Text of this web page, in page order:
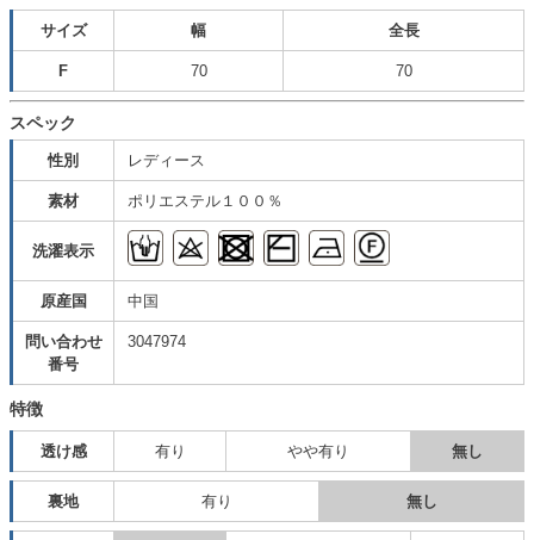
サイズ 幅 全長
F 70 70
スペック
性別 レディース
素材 ポリエステル１００％
洗濯表示
原産国 中国
問い合わせ
番号
3047974
特徴
透け感 有り やや有り 無し
裏地 有り 無し